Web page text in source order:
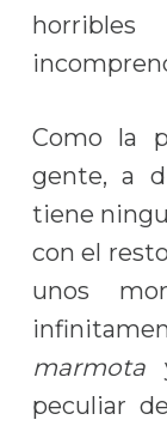
Como la
gente, a
tiene
con el
unos
marmotay
peculiar